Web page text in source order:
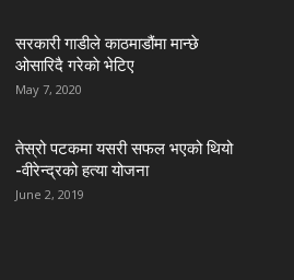
सरकारी गाडीले काठमाडौंमा मान्छे
ओसारिदै गरेकाे भेटिए
May 7, 2020
तेस्रो पटकमा यसरी सफल भएको थियो
-वीरेन्द्रको हत्या योजना
June 2, 2019